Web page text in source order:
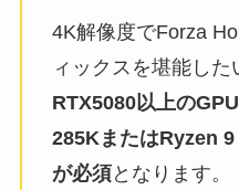
4K解像度でForza
ィックスを堪能した
RTX5080以上の
285KまたはRyzen
が必須となります。